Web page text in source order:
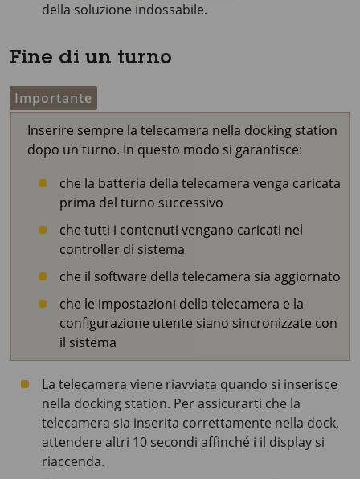
della soluzione indossabile.
Fine di un turno
Importante
Inserire sempre la telecamera nella docking station
dopo un turno. In questo modo si garantisce:
che la batteria della telecamera venga caricata
prima del turno successivo
che tutti i contenuti vengano caricati nel
controller di sistema
che il software della telecamera sia aggiornato
che le impostazioni della telecamera e la
configurazione utente siano sincronizzate con
il sistema
La telecamera viene riavviata quando si inserisce
nella docking station. Per assicurarti che la
telecamera sia inserita correttamente nella dock,
attendere altri 10 secondi affinché i il display si
riaccenda.